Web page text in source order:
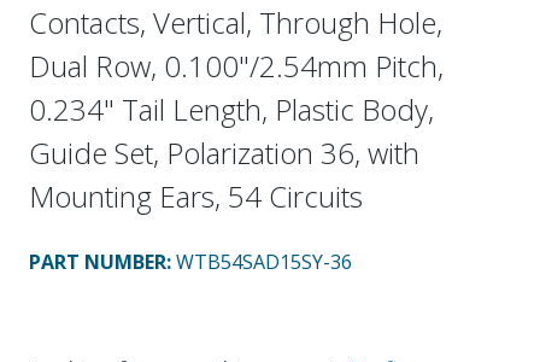
Contacts, Vertical, Through Hole,
Dual Row, 0.100"/2.54mm Pitch,
0.234" Tail Length, Plastic Body,
Guide Set, Polarization 36, with
Mounting Ears, 54 Circuits
PART NUMBER:WTB54SAD15SY-36